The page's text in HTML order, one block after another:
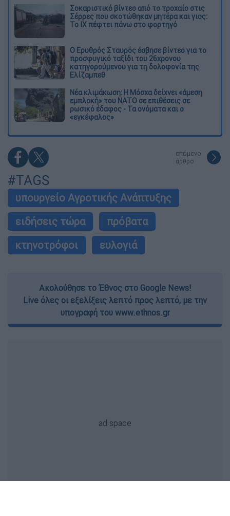
Σοκαριστικό βίντεο από το τροχαίο στις
Σέρρες που σκοτώθηκαν μητέρα και γιος:
Το ΙΧ πέφτει πάνω στο φορτηγό
Ο Ερυθρός Σταυρός έσβησε βίντεο για το
προσφυγικό ταξίδι του 26χρονου
κατηγορούμενου για τη δολοφονία της
Ελίζαμπεθ
Νέα κλιμάκωση: Η Μόσχα δείχνει «άμεση
εμπλοκή» του ΝΑΤΟ σε επιθέσεις σε
ρωσικό έδαφος - Τα ονόματα και ο
«εγκέφαλος»
επόμενο
άρθρο
#TAGS
υπουργείο Αγροτικής Ανάπτυξης
ειδήσεις τώρα
πρόβατα
κτηνοτρόφοι
ευλογιά
Ακολούθησε το Έθνος στο Google News!
Live όλες οι εξελίξεις λεπτό προς λεπτό, με την
υπογραφή του www.ethnos.gr